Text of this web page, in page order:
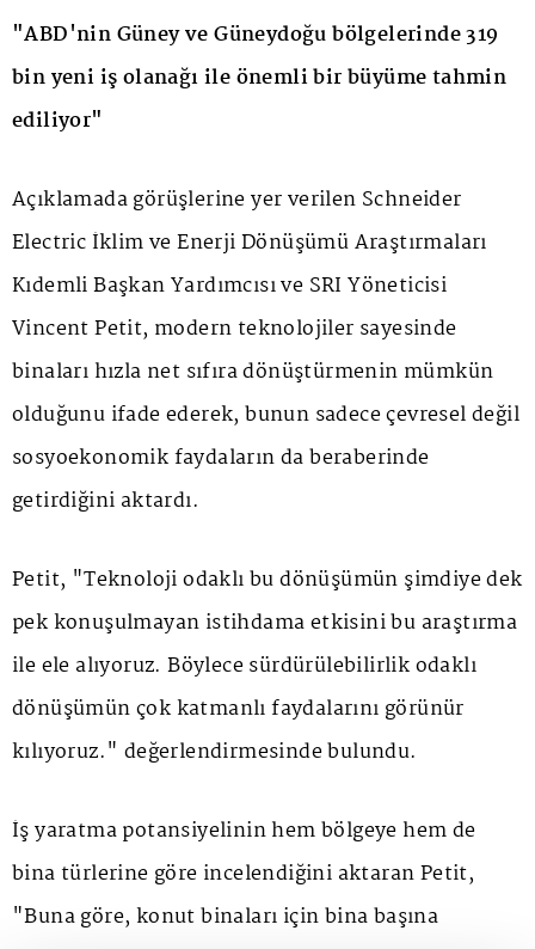
"ABD'nin Güney ve Güneydoğu bölgelerinde 319
bin yeni iş olanağı ile önemli bir büyüme tahmin
ediliyor"
Açıklamada görüşlerine yer verilen Schneider
Electric İklim ve Enerji Dönüşümü Araştırmaları
Kıdemli Başkan Yardımcısı ve SRI Yöneticisi
Vincent Petit, modern teknolojiler sayesinde
binaları hızla net sıfıra dönüştürmenin mümkün
olduğunu ifade ederek, bunun sadece çevresel değil
sosyoekonomik faydaların da beraberinde
getirdiğini aktardı.
Petit, "Teknoloji odaklı bu dönüşümün şimdiye dek
pek konuşulmayan istihdama etkisini bu araştırma
ile ele alıyoruz. Böylece sürdürülebilirlik odaklı
dönüşümün çok katmanlı faydalarını görünür
kılıyoruz." değerlendirmesinde bulundu.
İş yaratma potansiyelinin hem bölgeye hem de
bina türlerine göre incelendiğini aktaran Petit,
"Buna göre, konut binaları için bina başına